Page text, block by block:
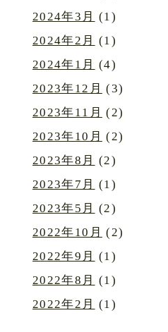
2024年3月
(1)
2024年2月
(1)
2024年1月
(4)
2023年12月 (3)
2023年11月 (2)
2023年10月 (2)
2023年8月
(2)
2023年7月
(1)
2023年5月
(2)
2022年10月 (2)
2022年9月
(1)
2022年8月
(1)
2022年2月
(1)